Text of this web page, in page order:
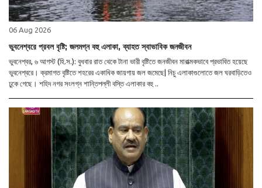
06 Aug 2026
ভুবনেশ্বরে প্রবল বৃষ্টি; জলমগ্ন বহু এলাকা, ব্যাহত স্বাভাবিক জনজীবন
ভুবনেশ্বর, ৬ আগস্ট (হি.স.): বুধবার রাত থেকে টানা ভারী বৃষ্টিতে জনজীবন মারাত্মকভাবে প্রভাবিত হয়েছে
ভুবনেশ্বরে। ক্রমাগত বৃষ্টিতে শহরের একাধিক জায়গায় জল জমেছে| নিচু এলাকাগুলোতে জল ঘরবাড়িতেও
ঢুকে গেছে। শহিদ নগর সংলগ্ন শান্তিপল্লী বস্তি এলাকার বহু ..